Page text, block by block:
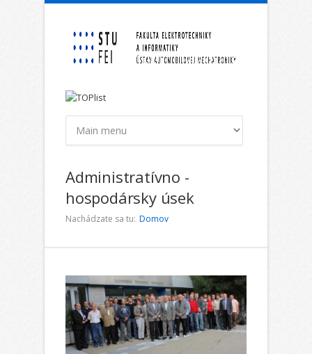
Skočiť na hlavný obsah
Administratívno -
hospodársky úsek
Nachádzate sa tu: Domov